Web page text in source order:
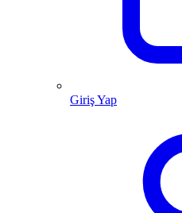
Giriş Yap